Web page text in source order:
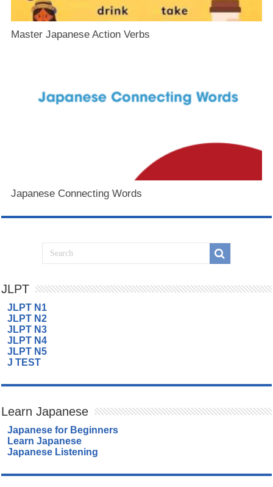
Master Japanese Action Verbs
Japanese Connecting Words
JLPT
JLPT N1
JLPT N2
JLPT N3
JLPT N4
JLPT N5
J TEST
Learn Japanese
Japanese for Beginners
Learn Japanese
Japanese Listening